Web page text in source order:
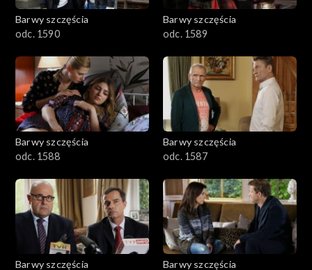
1301–1400
1101–1200
1001–1100
901–1000
801–900
782–800
Barwy szczęścia
odc. 1590
Barwy szczęścia
odc. 1589
Barwy szczęścia
odc. 1588
Barwy szczęścia
odc. 1587
Barwy szczęścia
Barwy szczęścia